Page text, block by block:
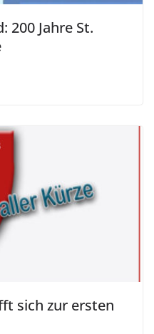
200 Jahre St.
sich zur ersten